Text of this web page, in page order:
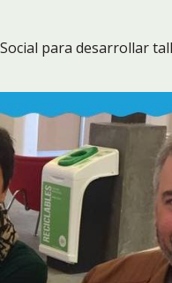
para desarrollar